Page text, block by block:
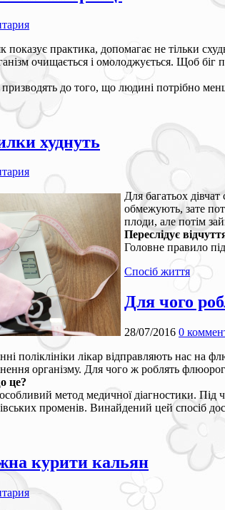
показує практика, допомагає не тільки
очищається і омолоджується. Щоб біг
до того, що людині потрібно
худнуть
Для багатьох
обмежують, зате
плоди, але потім
Переслідує
Головне правило
Спосіб життя
Для чого
28/07/2016 0
поліклініки лікар відправляють нас
організму. Для чого ж роблять
це?
метод медичної діагностики. Під
променів. Винайдений цей спосіб
курити кальян